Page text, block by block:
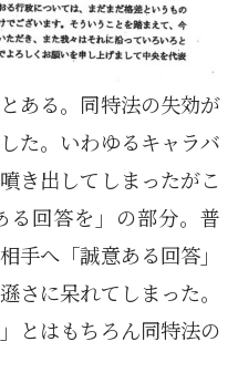
ある。同特法の失効が
た。いわゆるキャラバ
き出してしまったがこ
る回答を」の部分。普
手へ「誠意ある回答」
さに呆れてしまった。
とはもちろん同特法の